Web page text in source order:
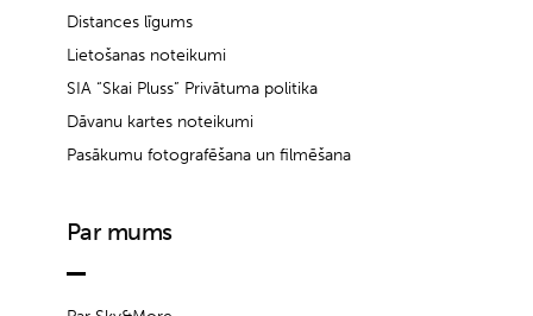
Distances līgums
Lietošanas noteikumi
SIA “Skai Pluss” Privātuma politika
Dāvanu kartes noteikumi
Pasākumu fotografēšana un filmēšana
Par mums